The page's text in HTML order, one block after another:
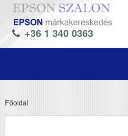
+36 1 340 0363
Főoldal